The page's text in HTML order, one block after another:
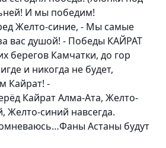
И мы победим!
Желто-синие, - Мы самые
вас душой! - Победы КАЙРАТ
берегов Камчатки, до гор
и никогда не будет,
Кайрат! -
Кайрат Алма-Ата, Желто-
Желто-синий навсегда.
Фаны Астаны будут